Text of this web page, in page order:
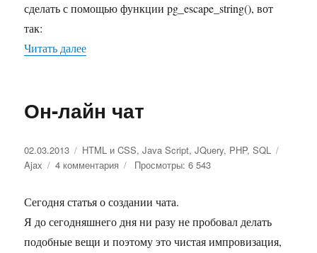
сделать с помощью функции pg_escape_string(), вот
так:
Читать далее
Он-лайн чат
Опубликовано
02.03.2013 Рубрики
HTML и CSS,Java Script,JQuery, PHP,SQL
Ajax
4 комментария
лайн
чат
Просмотры: 6 543
Сегодня статья о создании чата.
Я до сегодняшнего дня ни разу не пробовал делать
подобные вещи и поэтому это чистая импровизация,